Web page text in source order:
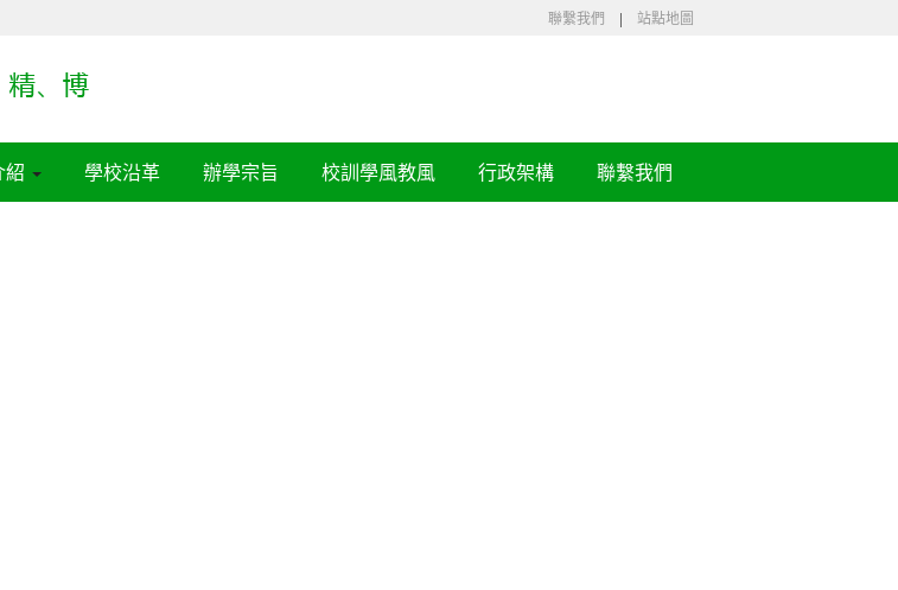
聯繫我們 | 站點地圖
紹 學校沿革 辦學宗旨 校訓學風教風 行政架構 聯繫我們